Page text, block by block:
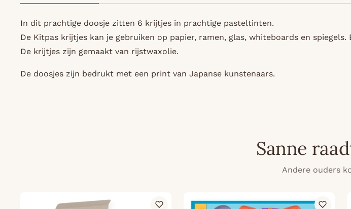
In dit prachtige doosje zitten 6 krijtjes in prachtige pasteltinten.
De Kitpas krijtjes kan je gebruiken op papier, ramen, glas, whiteboards en
De krijtjes zijn gemaakt van rijstwaxolie.
De doosjes zijn bedrukt met een print van Japanse kunstenaars.
Sanne
Andere ouders